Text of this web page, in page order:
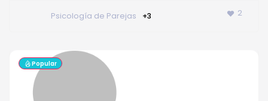
Psicología de Parejas +3 2
Popular